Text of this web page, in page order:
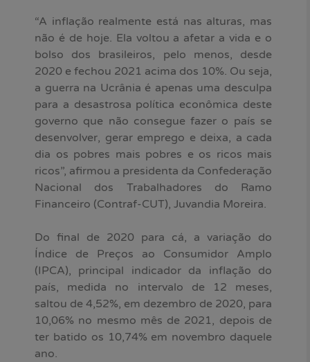
“A inflação realmente está nas alturas, mas
não é de hoje. Ela voltou a afetar a vida e o
bolso dos brasileiros, pelo menos, desde
2020 e fechou 2021 acima dos 10%. Ou seja,
a guerra na Ucrânia é apenas uma desculpa
para a desastrosa política econômica deste
governo que não consegue fazer o país se
desenvolver, gerar emprego e deixa, a cada
dia os pobres mais pobres e os ricos mais
ricos”, afirmou a presidenta da Confederação
Nacional dos Trabalhadores do Ramo
Financeiro (Contraf-CUT), Juvandia Moreira.
Do final de 2020 para cá, a variação do
Índice de Preços ao Consumidor Amplo
(IPCA), principal indicador da inflação do
país, medida no intervalo de 12 meses,
saltou de 4,52%, em dezembro de 2020, para
10,06% no mesmo mês de 2021, depois de
ter batido os 10,74% em novembro daquele
ano.